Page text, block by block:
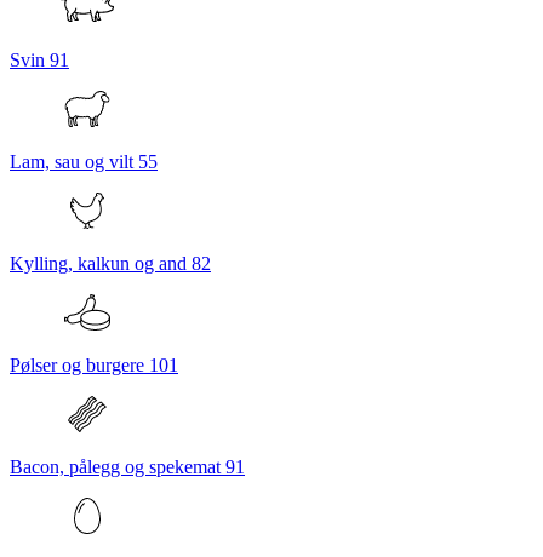
Svin 91
Lam, sau og vilt 55
Kylling, kalkun og and 82
Pølser og burgere 101
Bacon, pålegg og spekemat 91